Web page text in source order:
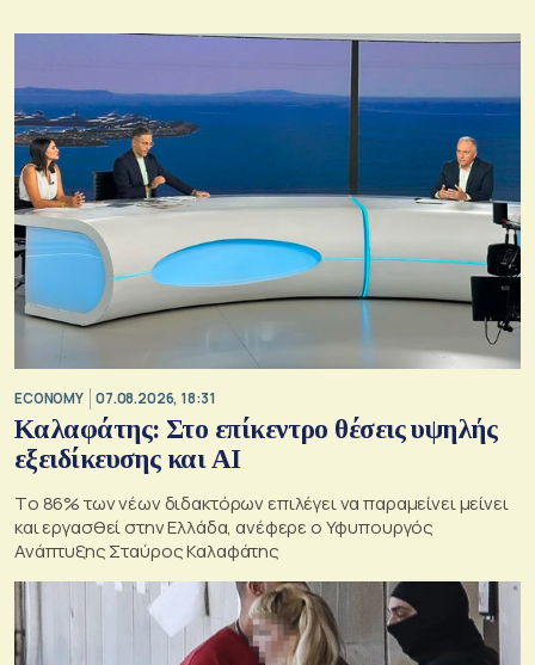
ECONOMY 07.08.2026, 18:31
Καλαφάτης: Στο επίκεντρο θέσεις υψηλής
εξειδίκευσης και AI
Tο 86% των νέων διδακτόρων επιλέγει να παραμείνει μείνει
και εργασθεί στην Ελλάδα, ανέφερε ο Υφυπουργός
Ανάπτυξης Σταύρος Καλαφάτης